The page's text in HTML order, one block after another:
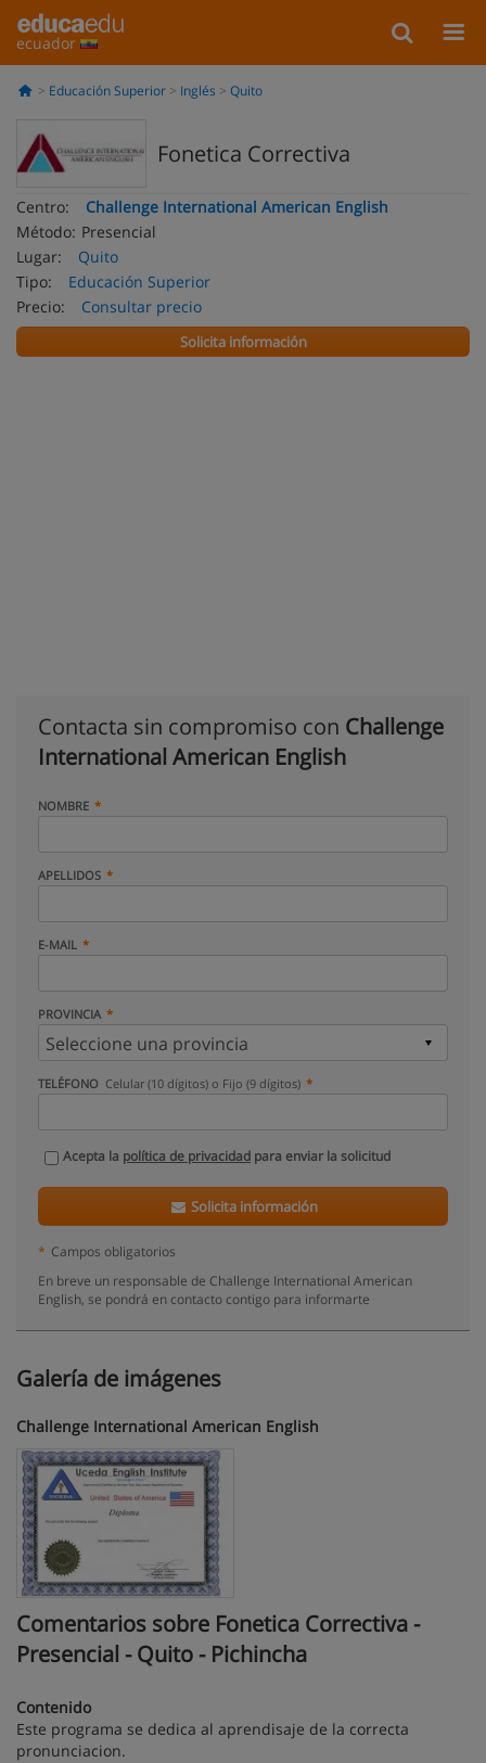
ecuador
Educación Superior Inglés Quito
Fonetica Correctiva
Centro:
Challenge International American English
Método: Presencial
Lugar:
Quito
Tipo:
Educación Superior
Precio:
Consultar precio
Solicita información
Contacta sin compromiso con Challenge
International American English
NOMBRE
APELLIDOS
E-MAIL
PROVINCIA
TELÉFONO Celular (10 dígitos) o Fijo (9 dígitos)
Acepta la política de privacidad para enviar la solicitud
Solicita información
* Campos obligatorios
En breve un responsable de Challenge International American
English, se pondrá en contacto contigo para informarte
Galería de imágenes
Challenge International American English
Comentarios sobre Fonetica Correctiva -
Presencial - Quito - Pichincha
Contenido
Este programa se dedica al aprendisaje de la correcta
pronunciacion.